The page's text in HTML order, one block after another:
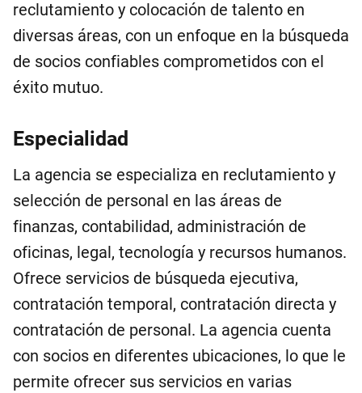
reclutamiento y colocación de talento en
diversas áreas, con un enfoque en la búsqueda
de socios confiables comprometidos con el
éxito mutuo.
Especialidad
La agencia se especializa en reclutamiento y
selección de personal en las áreas de
finanzas, contabilidad, administración de
oficinas, legal, tecnología y recursos humanos.
Ofrece servicios de búsqueda ejecutiva,
contratación temporal, contratación directa y
contratación de personal. La agencia cuenta
con socios en diferentes ubicaciones, lo que le
permite ofrecer sus servicios en varias